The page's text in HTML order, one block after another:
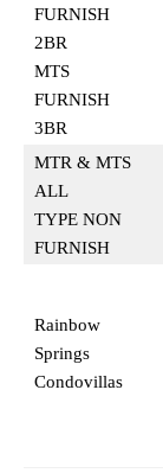
FURNISH
2BR
MTS
FURNISH
3BR
MTR & MTS
ALL
TYPE NON
FURNISH
Rainbow
Springs
Condovillas